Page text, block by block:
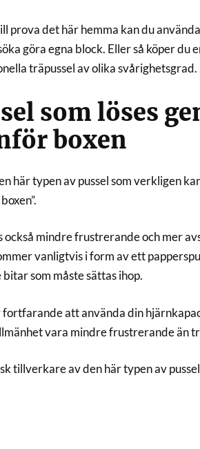
prova det här hemma kan du
göra egna block. Eller så köper du
träpussel av olika svårighetsgrad.
som löses
boxen
här typen av pussel som verkligen
också mindre frustrerande och mer
vanligtvis i form av ett
som måste sättas ihop.
att använda din
vara mindre frustrerande än
tillverkare av den här typen av